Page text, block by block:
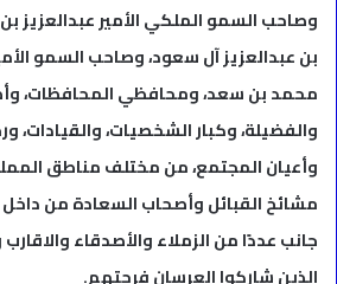
وصاحب السمو الملكي الأمير عبدالعزيز
بن عبدالعزيز آل سعود، وصاحب السمو
محمد بن سعد، ومحافظي المحافظات،
والفضيلة، وكبار الشخصيات، والقيادات،
وأعيان المجتمع، من مختلف مناطق
مشائخ القبائل وأصحاب السعادة من داخل
جانب عددًا من الزملاء والأصدقاء والاقارب
الذين شاركوا العرسان فرحتهم.